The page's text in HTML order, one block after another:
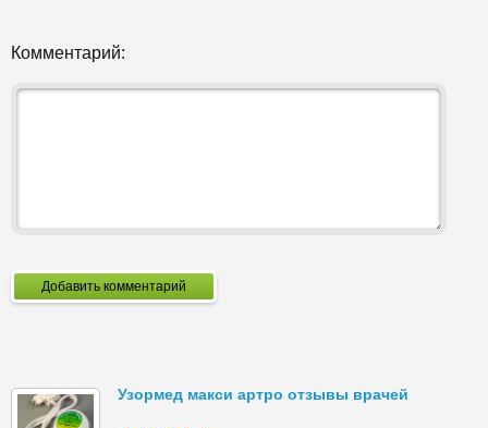
Комментарий:
Добавить комментарий
Узормед макси артро отзывы врачей